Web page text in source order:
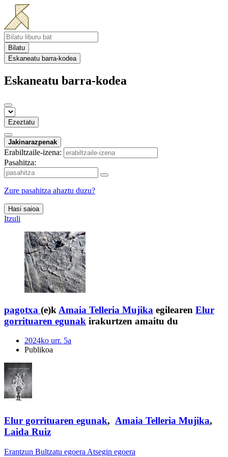
Bilatu
Eskaneatu barra-kodea
Eskaneatu barra-kodea
Ezeztatu
Jakinarazpenak
Erabiltzaile-izena:
Pasahitza:
Zure pasahitza ahaztu duzu?
Hasi saioa
Itzuli
pagotxa (e)k Amaia Telleria Mujika egilearen Elur
gorrituaren egunak irakurtzen amaitu du
2024ko urr. 5a
Publikoa
Elur gorrituaren egunak, Amaia Telleria Mujika,
Laida Ruiz
Erantzun Bultzatu egoera Atsegin egoera